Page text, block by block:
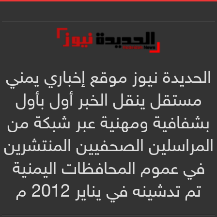
الحديدة نيوز موقع إخباري يمني
مستقل ينقل الخبر أول بأول
بشفافية ومهنية عبر شبكة من
المراسلين الصحفيين المنتشرين
في عموم المحافظات اليمنية
تم تدشينه في يناير 2012 م